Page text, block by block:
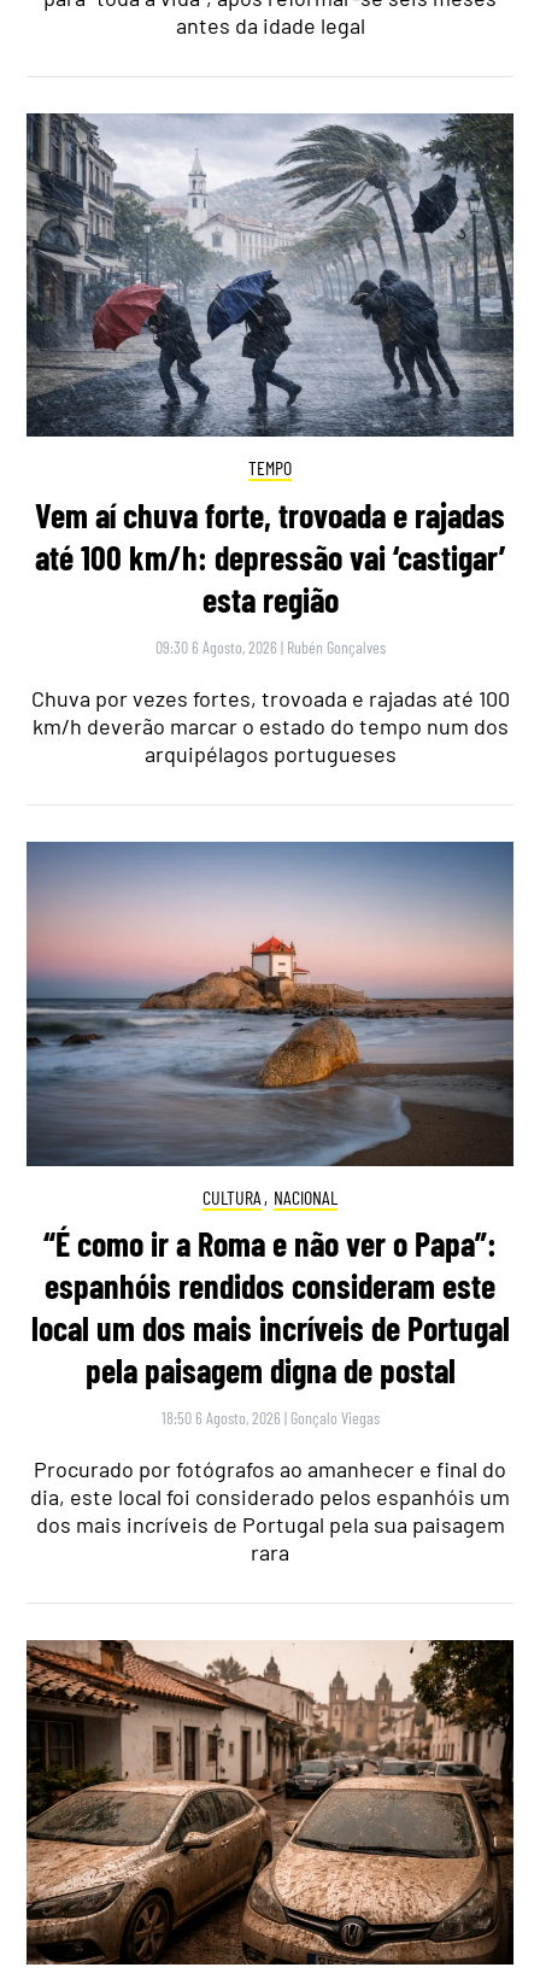
antes da idade legal
TEMPO
Vem aí chuva forte, trovoada e rajadas
até 100 km/h: depressão vai ‘castigar’
esta região
09:30 6 Agosto, 2026 | Rubén Gonçalves
Chuva por vezes fortes, trovoada e rajadas até 100
km/h deverão marcar o estado do tempo num dos
arquipélagos portugueses
CULTURA , NACIONAL
“É como ir a Roma e não ver o Papa”:
espanhóis rendidos consideram este
local um dos mais incríveis de Portugal
pela paisagem digna de postal
18:50 6 Agosto, 2026 | Gonçalo Viegas
Procurado por fotógrafos ao amanhecer e final do
dia, este local foi considerado pelos espanhóis um
dos mais incríveis de Portugal pela sua paisagem
rara